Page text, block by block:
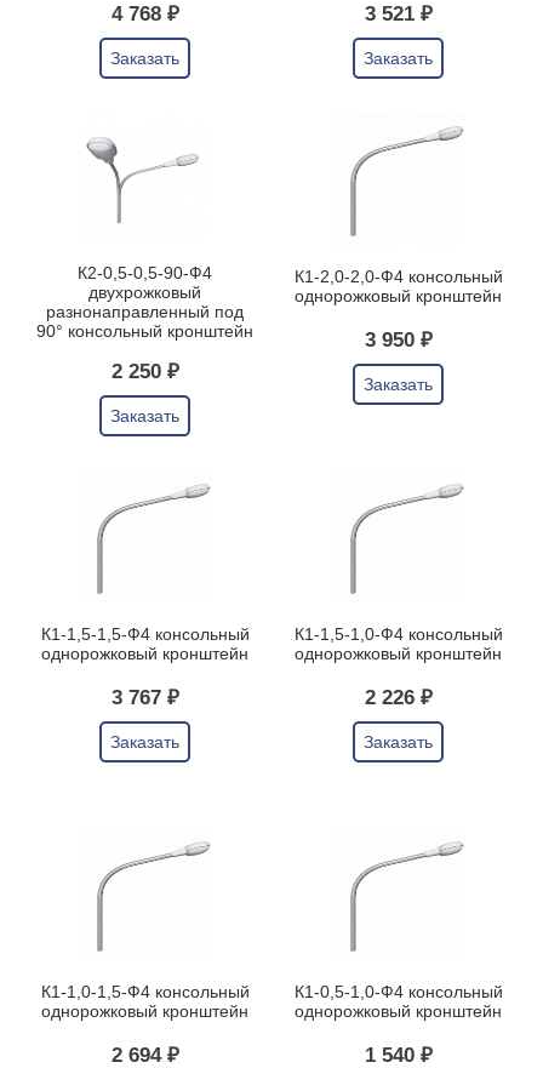
4 768 ₽
Заказать
3 521 ₽
Заказать
К2-0,5-0,5-90-Ф4
двухрожковый
разнонаправленный под
90° консольный кронштейн
2 250 ₽
Заказать
К1-2,0-2,0-Ф4 консольный
однорожковый кронштейн
3 950 ₽
Заказать
К1-1,5-1,5-Ф4 консольный
однорожковый кронштейн
3 767 ₽
Заказать
К1-1,5-1,0-Ф4 консольный
однорожковый кронштейн
2 226 ₽
Заказать
К1-1,0-1,5-Ф4 консольный
однорожковый кронштейн
2 694 ₽
К1-0,5-1,0-Ф4 консольный
однорожковый кронштейн
1 540 ₽